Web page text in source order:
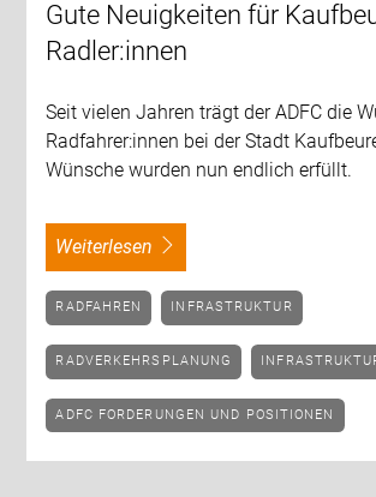
Gute Neuigkeiten für
Radler:innen
Seit vielen Jahren trägt der ADFC die
Radfahrer:innen bei der Stadt
Wünsche wurden nun endlich erfüllt.
weiterlesen
RADFAHREN INFRASTRUKTUR
RADVERKEHRSPLANUNG
ADFC FORDERUNGEN UND POSITIONEN